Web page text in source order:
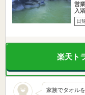
営
入
日
楽天ト
家族でタオル